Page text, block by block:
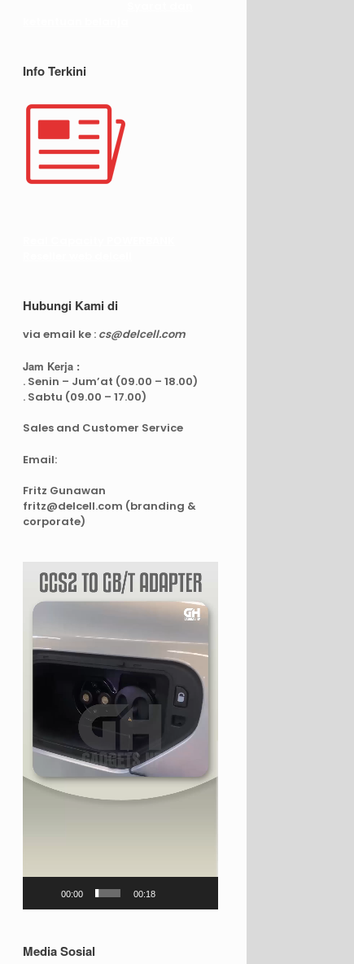
Info Terkini
Hubungi Kami di
via email ke : cs@delcell.com
Jam Kerja :
. Senin – Jum’at (09.00 – 18.00)
. Sabtu (09.00 – 17.00)
Sales and Customer Service
Email:
Fritz Gunawan
fritz@delcell.com (branding &
corporate)
Video
Player
00:00 00:18
Media Sosial